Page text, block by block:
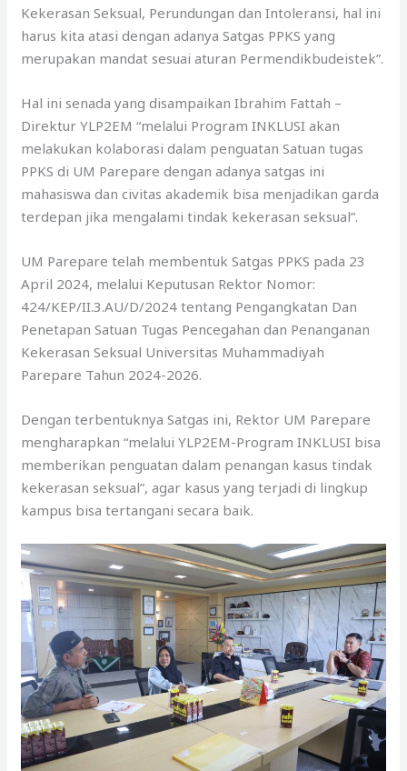
Kekerasan Seksual, Perundungan dan Intoleransi, hal ini
harus kita atasi dengan adanya Satgas PPKS yang
merupakan mandat sesuai aturan Permendikbudeistek”.
Hal ini senada yang disampaikan Ibrahim Fattah –
Direktur YLP2EM “melalui Program INKLUSI akan
melakukan kolaborasi dalam penguatan Satuan tugas
PPKS di UM Parepare dengan adanya satgas ini
mahasiswa dan civitas akademik bisa menjadikan garda
terdepan jika mengalami tindak kekerasan seksual”.
UM Parepare telah membentuk Satgas PPKS pada 23
April 2024, melalui Keputusan Rektor Nomor:
424/KEP/II.3.AU/D/2024 tentang Pengangkatan Dan
Penetapan Satuan Tugas Pencegahan dan Penanganan
Kekerasan Seksual Universitas Muhammadiyah
Parepare Tahun 2024-2026.
Dengan terbentuknya Satgas ini, Rektor UM Parepare
mengharapkan “melalui YLP2EM-Program INKLUSI bisa
memberikan penguatan dalam penangan kasus tindak
kekerasan seksual”, agar kasus yang terjadi di lingkup
kampus bisa tertangani secara baik.